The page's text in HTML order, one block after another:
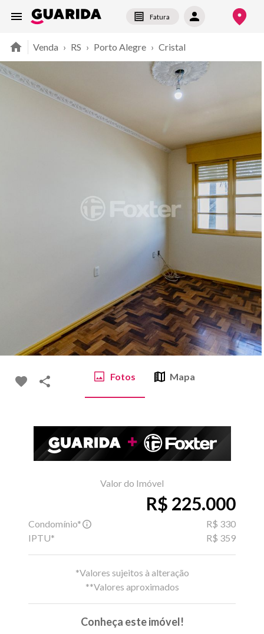
Fatura
Venda › RS › Porto Alegre › Cristal
Fotos Mapa
Valor do Imóvel
R$ 225.000
Condomínio*
R$ 330
IPTU*
R$ 359
*Valores sujeitos à alteração
**Valores aproximados
Conheça este imóvel!